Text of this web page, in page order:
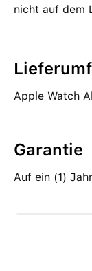
nicht auf dem
Apple Watch
Garantie
Auf ein (1)